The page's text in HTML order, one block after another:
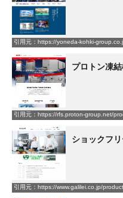
引用元：https://yoneda-kohki-
プロトン凍
引用元：https://rfs.proton-group.net/
ショックフ
引用元：https://www.galilei.co.jp/